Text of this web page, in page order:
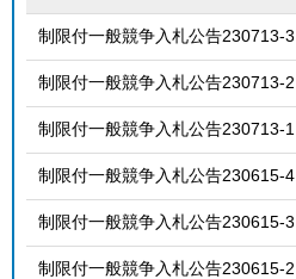
制限付一般競争入札公告230713-3
制限付一般競争入札公告230713-2
制限付一般競争入札公告230713-1
制限付一般競争入札公告230615-4
制限付一般競争入札公告230615-3
制限付一般競争入札公告230615-2